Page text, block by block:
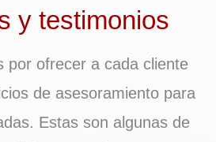
y testimonios
por ofrecer a cada cliente
de asesoramiento para
Estas son algunas de